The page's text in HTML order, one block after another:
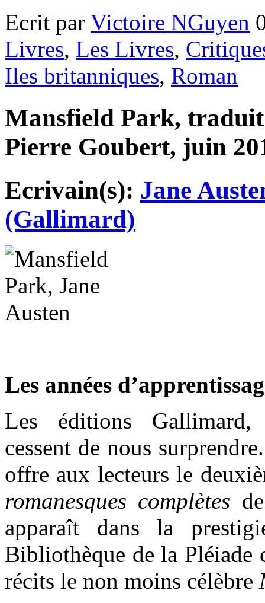
Ecrit par Victoire NGuyen
Livres, Les Livres,
Iles britanniques, Roman
Mansfield Park,
Pierre Goubert, juin
Ecrivain(s): Jane
(Gallimard)
Les années
Les éditions
cessent de nous
offre aux lecteurs le
romanesques complètes
apparaît dans la
Bibliothèque de la Pléiade
récits le non moins célèbre